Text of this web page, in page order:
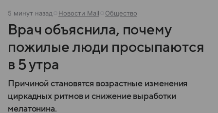
5 минут назад Новости Mail Общество
Врач объяснила, почему
пожилые люди просыпаются
в 5 утра
Причиной становятся возрастные изменения
циркадных ритмов и снижение выработки
мелатонина.